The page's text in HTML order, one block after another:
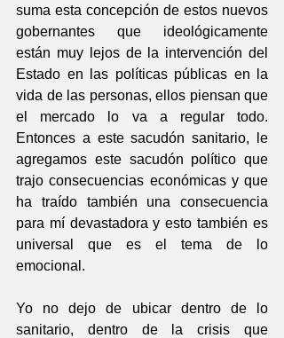
suma esta concepción de estos nuevos
gobernantes que ideológicamente
están muy lejos de la intervención del
Estado en las políticas públicas en la
vida de las personas, ellos piensan que
el mercado lo va a regular todo.
Entonces a este sacudón sanitario, le
agregamos este sacudón político que
trajo consecuencias económicas y que
ha traído también una consecuencia
para mí devastadora y esto también es
universal que es el tema de lo
emocional.
Yo no dejo de ubicar dentro de lo
sanitario, dentro de la crisis que